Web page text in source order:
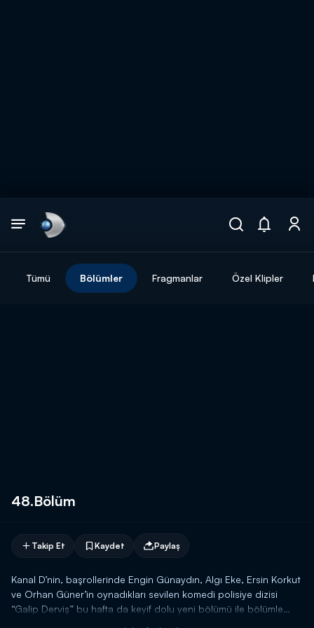
Tümü Bölümler Fragmanlar Özel Klipler
48.Bölüm
Takip Et Kaydet Paylaş
Kanal D’nin, başrollerinde Engin Günaydın, Algı Eke, Ersin Korkut
ve Orhan Güner’in oynadıkları sevilen komedi polisiye dizisi
“Galip Derviş” bu hafta da keyif dolu yeni bölümü ile bölümle